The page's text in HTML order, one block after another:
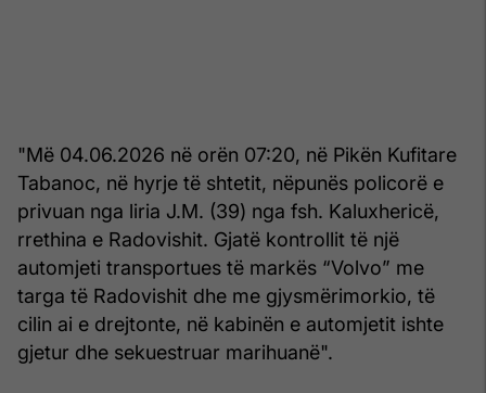
"Më 04.06.2026 në orën 07:20, në Pikën Kufitare
Tabanoc, në hyrje të shtetit, nëpunës policorë e
privuan nga liria J.M. (39) nga fsh. Kaluxhericë,
rrethina e Radovishit. Gjatë kontrollit të një
automjeti transportues të markës “Volvo” me
targa të Radovishit dhe me gjysmërimorkio, të
cilin ai e drejtonte, në kabinën e automjetit ishte
gjetur dhe sekuestruar marihuanë".